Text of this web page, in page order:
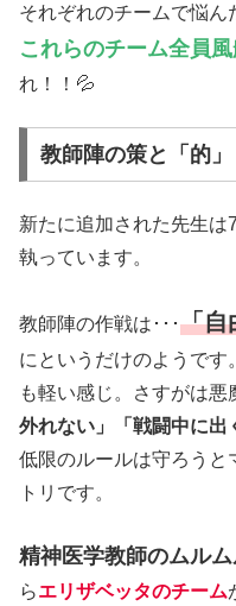
それぞれのチームで悩ん
これらのチーム全員風
れ！！💦
教師陣の策と「的」
新たに追加された先生は
執っています。
教師陣の作戦は･･･「自
にというだけのようです
も軽い感じ。さすがは悪
外れない」「戦闘中に出
低限のルールは守ろうと
トリです。
精神医学教師のムル
らエリザベッタのチーム